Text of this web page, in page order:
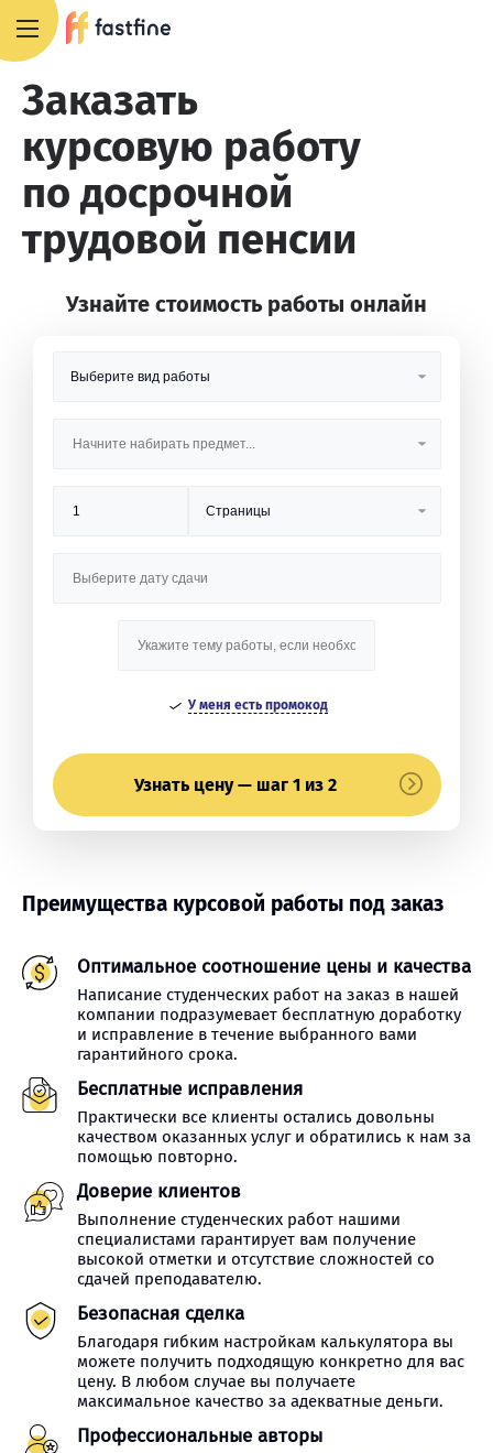
Заказать
курсовую работу
по досрочной
трудовой пенсии
Узнайте стоимость работы онлайн
У меня есть промокод
Узнать цену — шаг 1 из 2
Преимущества курсовой работы под заказ
Оптимальное соотношение цены и качества
Написание студенческих работ на заказ в нашей
компании подразумевает бесплатную доработку
и исправление в течение выбранного вами
гарантийного срока.
Бесплатные исправления
Практически все клиенты остались довольны
качеством оказанных услуг и обратились к нам за
помощью повторно.
Доверие клиентов
Выполнение студенческих работ нашими
специалистами гарантирует вам получение
высокой отметки и отсутствие сложностей со
сдачей преподавателю.
Безопасная сделка
Благодаря гибким настройкам калькулятора вы
можете получить подходящую конкретно для вас
цену. В любом случае вы получаете
максимальное качество за адекватные деньги.
Профессиональные авторы